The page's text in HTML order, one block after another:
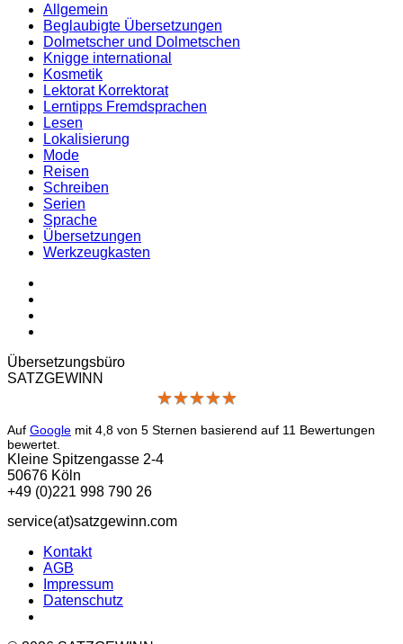
Allgemein
Beglaubigte Übersetzungen
Dolmetscher und Dolmetschen
Knigge international
Kosmetik
Lektorat Korrektorat
Lerntipps Fremdsprachen
Lesen
Lokalisierung
Mode
Reisen
Schreiben
Serien
Sprache
Übersetzungen
Werkzeugkasten
Übersetzungs­büro
SATZGEWINN
★★★★★
★★★★★
Auf Google mit 4,8 von 5 Sternen basierend auf 11 Bewertungen
bewertet.
Kleine Spitzengasse 2-4
50676 Köln
+49 (0)221 998 790 26
service(at)satz­gewinn.com
Kontakt
AGB
Impressum
Datenschutz